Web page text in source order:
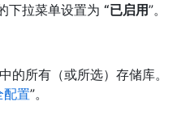
下拉菜单设置为 “已启用”。
的所有（或所选）存储库。
配置”。